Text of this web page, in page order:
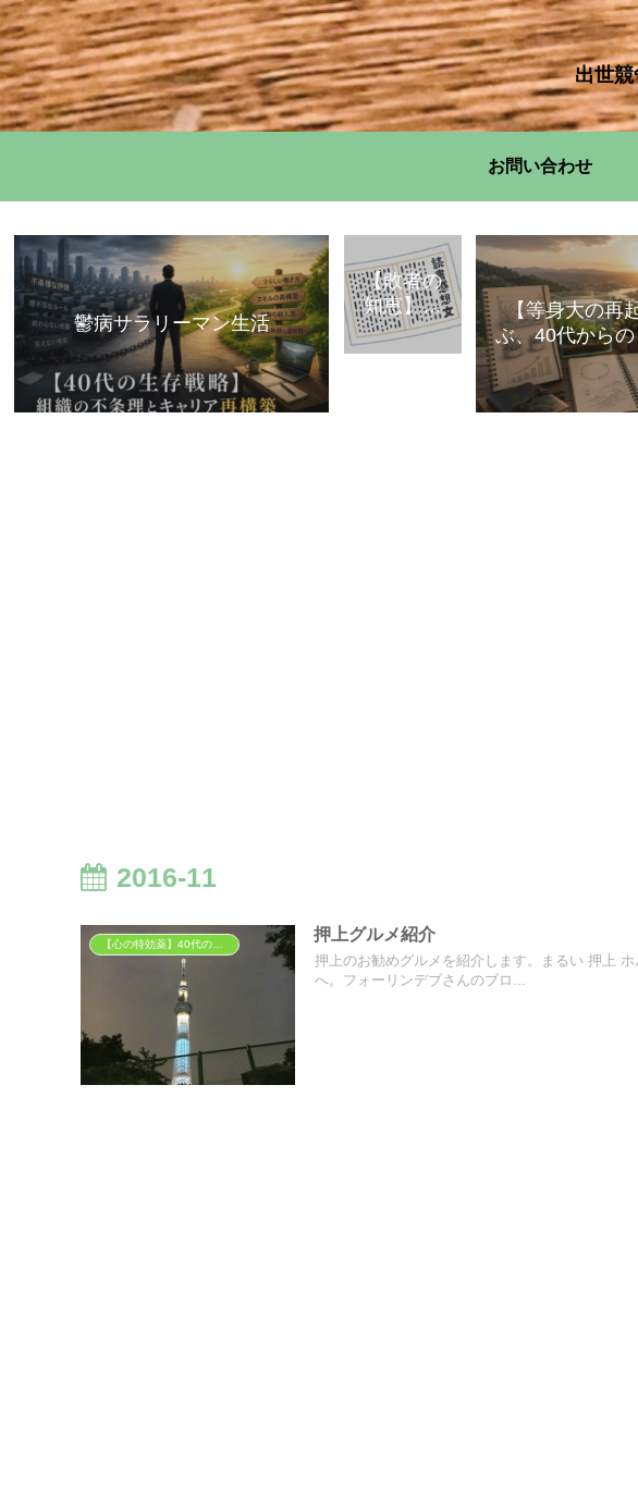
出世
お問い合わせ
鬱病サラリーマン生活
【敗者の
知恵】古
典・歴史
から学ぶ
【等身大の再
ぶ、40代から
暮ら
2016-11
押上グルメ紹介
押上のお勧めグルメを紹介します。まるい 押上
へ。フォーリンデブさんのブロ...